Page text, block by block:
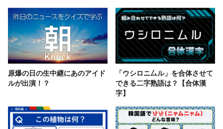
原爆の日の生中継にあのアイド
ルが出演！？
「ウシロニ厶ル」を合体させて
できる二字熟語は？【合体漢
字】